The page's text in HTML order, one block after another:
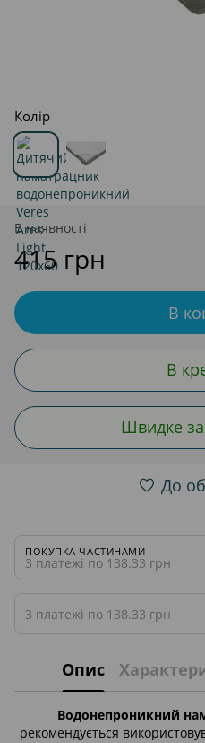
Колір
В наявності
415 грн
В
В
Швидке
До
ПОКУПКА ЧАСТИНАМИ
3 платежі по 138.33 грн
3 платежі по 138.33 грн
Опис
Водонепроникний
рекомендується